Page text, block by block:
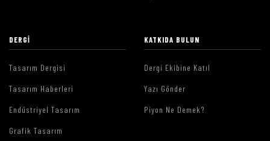
DERGI
Tasarım Dergisi
Tasarım Haberleri
Endüstriyel Tasarım
Grafik Tasarım
KATKIDA BULUN
Dergi Ekibine Katıl
Yazı Gönder
Piyon Ne Demek?